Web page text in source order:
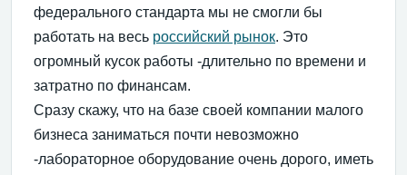
федерального стандарта мы не смогли бы
работать на весь российский рынок. Это
огромный кусок работы -длительно по времени и
затратно по финансам.
Сразу скажу, что на базе своей компании малого
бизнеса заниматься почти невозможно
-лабораторное оборудование очень дорого, иметь